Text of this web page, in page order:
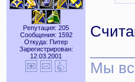
Репутация: 205
Сообщения: 1592
Откуда: Питер
Зарегистрирован:
12.03.2001
Мы